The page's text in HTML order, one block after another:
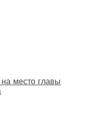
место главы